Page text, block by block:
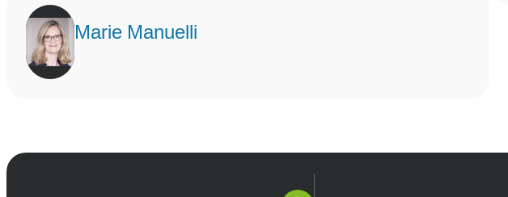
Marie Manuelli